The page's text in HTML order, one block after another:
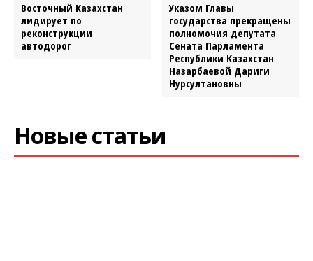
Восточный Казахстан
лидирует по
реконструкции
автодорог
Указом Главы
государства прекращены
полномочия депутата
Сената Парламента
Республики Казахстан
Назарбаевой Дариги
Нурсултановны
Новые статьи